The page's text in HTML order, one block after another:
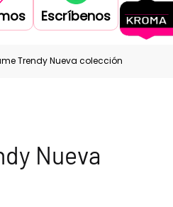
Escríbenos
Trendy Nueva colección
Nueva